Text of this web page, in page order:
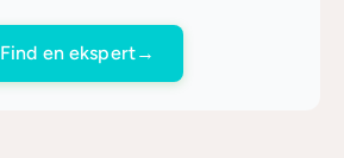
Find en ekspert→